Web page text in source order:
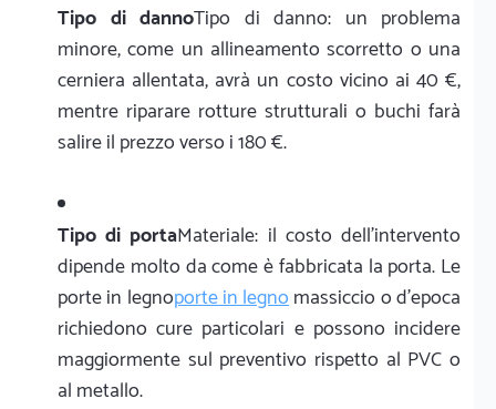
Tipo di dannoTipo di danno: un problema
minore, come un allineamento scorretto o una
cerniera allentata, avrà un costo vicino ai 40 €,
mentre riparare rotture strutturali o buchi farà
salire il prezzo verso i 180 €.
Tipo di portaMateriale: il costo dell'intervento
dipende molto da come è fabbricata la porta. Le
porte in legnoporte in legnomassiccio o d'epoca
richiedono cure particolari e possono incidere
maggiormente sul preventivo rispetto al PVC o
al metallo.